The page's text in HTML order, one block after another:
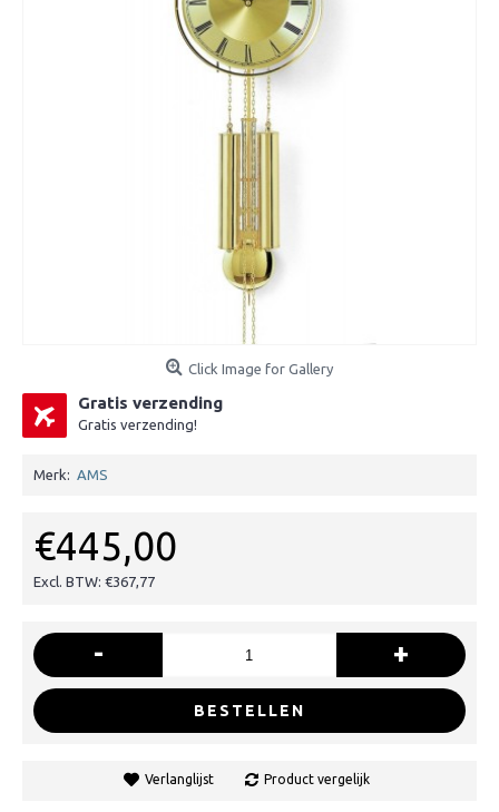
Click Image for Gallery
Gratis verzending
Gratis verzending!
Merk: AMS
€445,00
Excl. BTW: €367,77
- +
BESTELLEN
Verlanglijst Product vergelijk